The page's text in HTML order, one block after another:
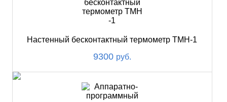
Настенный бесконтактный термометр ТМН-1
9300 руб.